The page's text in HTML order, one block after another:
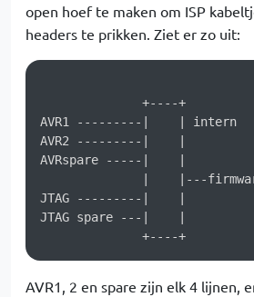
open hoef te maken om ISP
headers te prikken. Ziet er zo uit:
+----+
AVR1 ---------|    | intern
AVR2 ---------|    |
AVRspare -----|    |
|    |---
JTAG ---------|    |
JTAG spare ---|    |
AVR1, 2 en spare zijn elk 4 lijnen,